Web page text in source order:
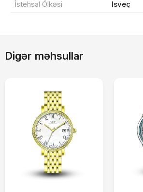
İstehsal Ölkəsi
Isveç
Digər məhsullar
Alış-verişə davam et